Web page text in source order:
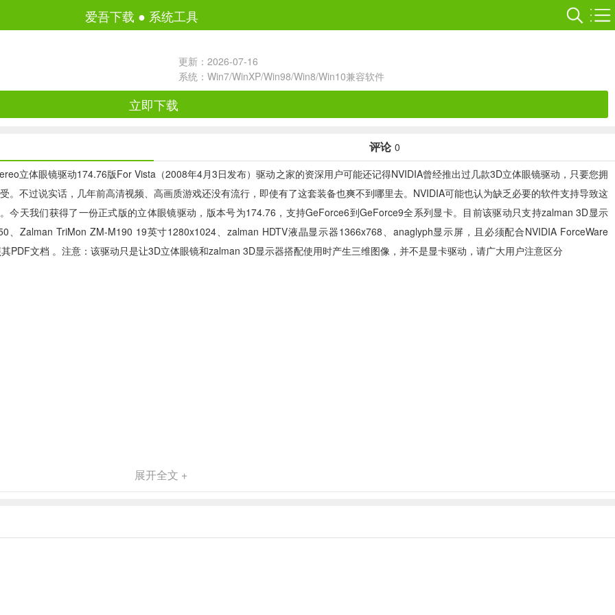
爱吾下载 ● 系统工具
更新：2026-07-16
系统：Win7/WinXP/Win98/Win8/Win10兼容软件
立即下载
评论 0
立体眼镜驱动174.76版For Vista（2008年4月3日发布）驱动之家的资深用户可能还记得NVIDIA曾经推出过几款3D立体眼镜驱动，只要您拥
不过说实话，几年前高清视频、高画质游戏还没有流行，即使有了这套装备也爽不到哪里去。NVIDIA可能也认为缺乏必要的软件支持导致这
今天我们获得了一份正式版的立体眼镜驱动，版本号为174.76，支持GeForce6到GeForce9全系列显卡。目前该驱动只支持zalman 3D显示
Zalman TriMon ZM-M190 19英寸1280x1024、zalman HDTV液晶显示器1366x768、anaglyph显示屏，且必须配合NVIDIA ForceWare
PDF文档 。注意：该驱动只是让3D立体眼镜和zalman 3D显示器搭配使用时产生三维图像，并不是显卡驱动，请广大用户注意区分
展开全文 +